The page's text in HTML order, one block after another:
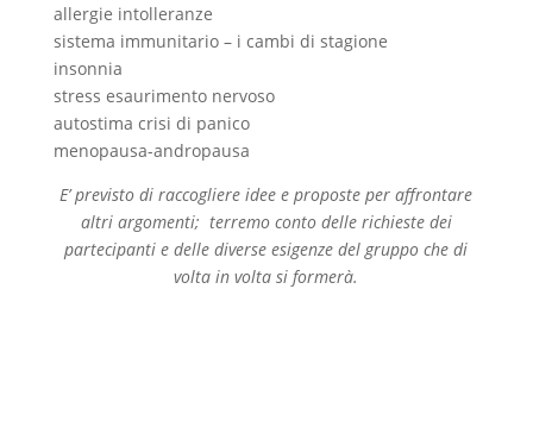
allergie intolleranze
sistema immunitario – i cambi di stagione
insonnia
stress esaurimento nervoso
autostima crisi di panico
menopausa-andropausa
E’ previsto di raccogliere idee e proposte per affrontare
altri argomenti; terremo conto delle richieste dei
partecipanti e delle diverse esigenze del gruppo che di
volta in volta si formerà.